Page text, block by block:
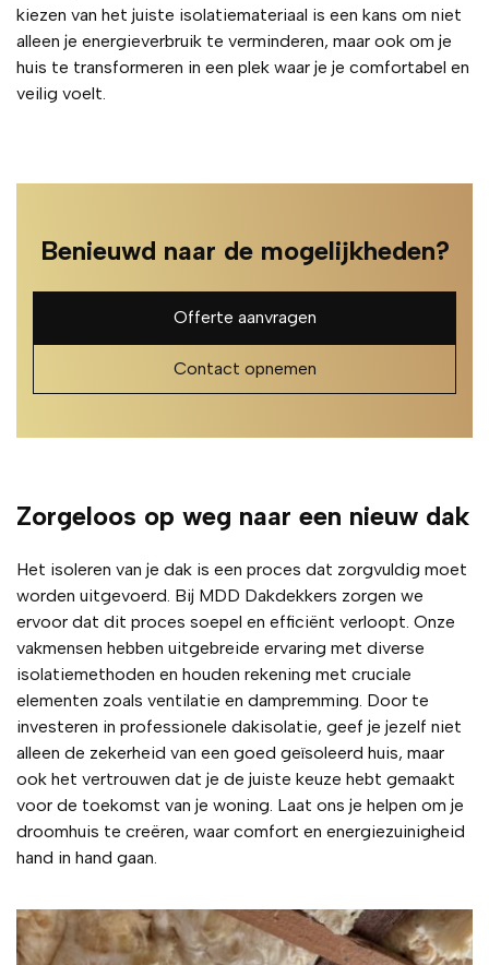
kiezen van het juiste isolatiemateriaal is een kans om niet
alleen je energieverbruik te verminderen, maar ook om je
huis te transformeren in een plek waar je je comfortabel en
veilig voelt.
Benieuwd naar de mogelijkheden?
Offerte aanvragen
Contact opnemen
Zorgeloos op weg naar een nieuw dak
Het isoleren van je dak is een proces dat zorgvuldig moet
worden uitgevoerd. Bij MDD Dakdekkers zorgen we
ervoor dat dit proces soepel en efficiënt verloopt. Onze
vakmensen hebben uitgebreide ervaring met diverse
isolatiemethoden en houden rekening met cruciale
elementen zoals ventilatie en dampremming. Door te
investeren in professionele dakisolatie, geef je jezelf niet
alleen de zekerheid van een goed geïsoleerd huis, maar
ook het vertrouwen dat je de juiste keuze hebt gemaakt
voor de toekomst van je woning. Laat ons je helpen om je
droomhuis te creëren, waar comfort en energiezuinigheid
hand in hand gaan.